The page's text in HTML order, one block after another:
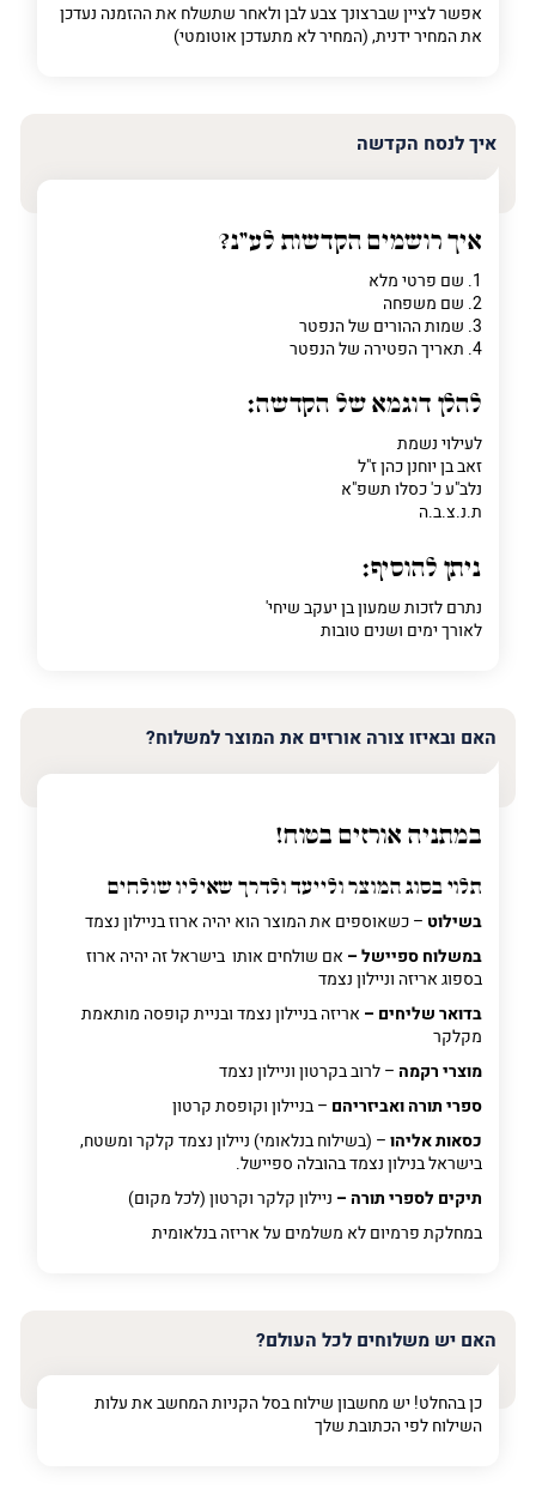
אפשר לציין שברצונך צבע לבן ולאחר שתשלח את ההזמנה נעדכן
את המחיר ידנית, (המחיר לא מתעדכן אוטומטי)
איך לנסח הקדשה
איך רושמים הקדשות לע"נ?
1. שם פרטי מלא
2. שם משפחה
3. שמות ההורים של הנפטר
4. תאריך הפטירה של הנפטר
להלן דוגמא של הקדשה:
לעילוי נשמת
זאב בן יוחנן כהן ז"ל
נלב"ע כ' כסלו תשפ"א
ת.נ.צ.ב.ה
ניתן להוסיף:
נתרם לזכות שמעון בן יעקב שיחי'
לאורך ימים ושנים טובות
האם ובאיזו צורה אורזים את המוצר למשלוח?
במתניה אורזים בטוח!
תלוי בסוג המוצר ולייעד ולדרך שאיליו שולחים
בשילוט – כשאוספים את המוצר הוא יהיה ארוז בניילון נצמד
במשלוח ספיישל – אם שולחים אותו בישראל זה יהיה ארוז
בספוג אריזה וניילון נצמד
בדואר שליחים – אריזה בניילון נצמד ובניית קופסה מותאמת
מקלקר
מוצרי רקמה – לרוב בקרטון וניילון נצמד
ספרי תורה ואביזריהם – בניילון וקופסת קרטון
כסאות אליהו– (בשילוח בנלאומי) ניילון נצמד קלקר ומשטח,
בישראל בנילון נצמד בהובלה ספיישל.
תיקים לספרי תורה – ניילון קלקר וקרטון (לכל מקום)
במחלקת פרמיוםלא משלמים על אריזה בנלאומית
האם יש משלוחים לכל העולם?
כן בהחלט! יש מחשבון שילוח בסל הקניות המחשב את עלות
השילוח לפי הכתובת שלך